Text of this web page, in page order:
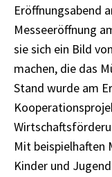
Eröffnungsabend
Messeeröffnung
sie sich ein Bild
machen, die das
Stand wurde am
Mit beispielhaften
Kinder und